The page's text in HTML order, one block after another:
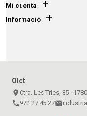
Mi cuenta +
Informació +
Olot
place Ctra. Les Tries, 85 ·
call 972 27 45 27email